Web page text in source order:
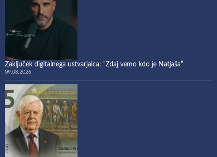
Zaključek digitalnega ustvarjalca: “Zdaj vemo kdo je Natjaša”
09.08.2026